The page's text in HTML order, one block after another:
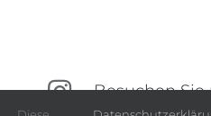
Besuchen Sie